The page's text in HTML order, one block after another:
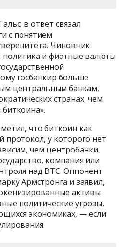
в ответ связал
с понятием
Чиновник
политика и фиатные валюты
госбанкир больше
центральным банкам,
странах, чем
что биткоин как
протокол, у которого нет
чем центробанки,
компания или
над BTC. Оппонент
Армстронга и заявил,
активы
политические угрозы,
экономиках, — если